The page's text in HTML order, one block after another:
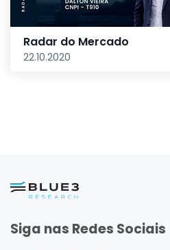
Radar do Mercado
22.10.2020
Siga nas Redes Sociais